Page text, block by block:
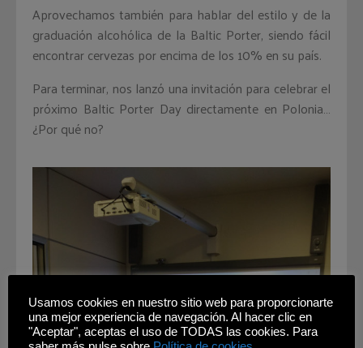
Aprovechamos también para hablar del estilo y de la
graduación alcohólica de la Baltic Porter, siendo fácil
encontrar cervezas por encima de los 10% en su país.
Para terminar, nos lanzó una invitación para celebrar el
próximo Baltic Porter Day directamente en Polonia…
¿Por qué no?
Usamos cookies en nuestro sitio web para proporcionarte
una mejor experiencia de navegación. Al hacer clic en
"Aceptar", aceptas el uso de TODAS las cookies. Para